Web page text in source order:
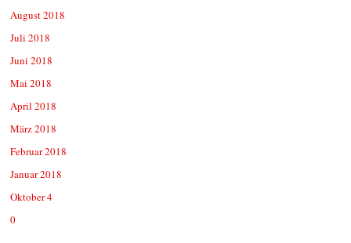
August 2018
Juli 2018
Juni 2018
Mai 2018
April 2018
März 2018
Februar 2018
Januar 2018
Oktober 4
0